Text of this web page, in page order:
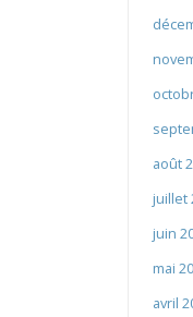
août
juillet
juin
mai
avril